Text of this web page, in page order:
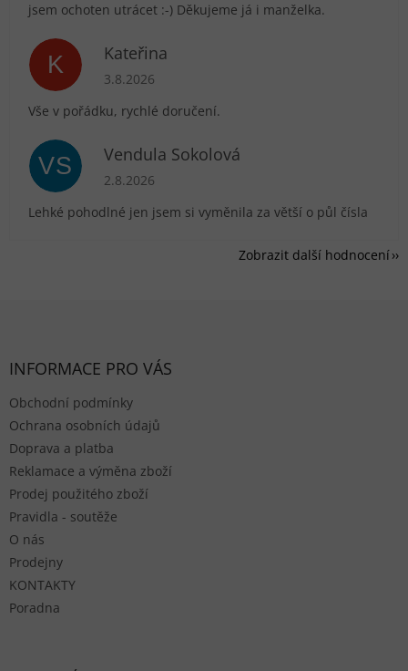
jsem ochoten utrácet :-) Děkujeme já i manželka.
K Kateřina
Hodnocení obchodu je 5 z 5 hvězdiček.
3.8.2026
Vše v pořádku, rychlé doručení.
VS Vendula Sokolová
Hodnocení obchodu je 5 z 5 hvězdiček.
2.8.2026
Lehké pohodlné jen jsem si vyměnila za větší o půl čísla
Zobrazit další hodnocení
INFORMACE PRO VÁS
Obchodní podmínky
Ochrana osobních údajů
Doprava a platba
Reklamace a výměna zboží
Prodej použitého zboží
Pravidla - soutěže
O nás
Prodejny
KONTAKTY
Poradna